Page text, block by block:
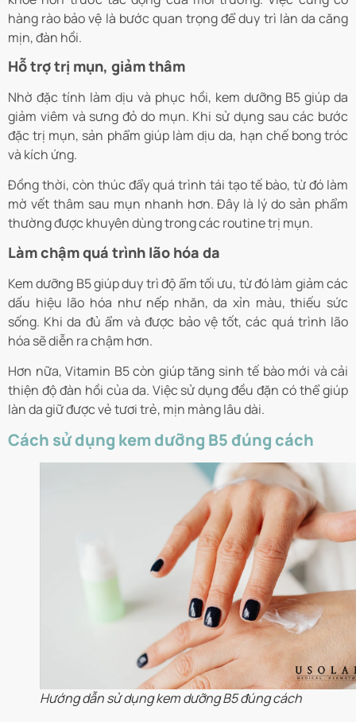
hàng rào bảo vệ là bước quan trọng để duy trì làn da căng
mịn, đàn hồi.
Hỗ trợ trị mụn, giảm thâm
Nhờ đặc tính làm dịu và phục hồi, kem dưỡng B5 giúp da
giảm viêm và sưng đỏ do mụn. Khi sử dụng sau các bước
đặc trị mụn, sản phẩm giúp làm dịu da, hạn chế bong tróc
và kích ứng.
Đồng thời, còn thúc đẩy quá trình tái tạo tế bào, từ đó làm
mờ vết thâm sau mụn nhanh hơn. Đây là lý do sản phẩm
thường được khuyên dùng trong các routine trị mụn.
Làm chậm quá trình lão hóa da
Kem dưỡng B5 giúp duy trì độ ẩm tối ưu, từ đó làm giảm các
dấu hiệu lão hóa như nếp nhăn, da xỉn màu, thiếu sức
sống. Khi da đủ ẩm và được bảo vệ tốt, các quá trình lão
hóa sẽ diễn ra chậm hơn.
Hơn nữa, Vitamin B5 còn giúp tăng sinh tế bào mới và cải
thiện độ đàn hồi của da. Việc sử dụng đều đặn có thể giúp
làn da giữ được vẻ tươi trẻ, mịn màng lâu dài.
Cách sử dụng kem dưỡng B5 đúng cách
Hướng dẫn sử dụng kem dưỡng B5 đúng cách